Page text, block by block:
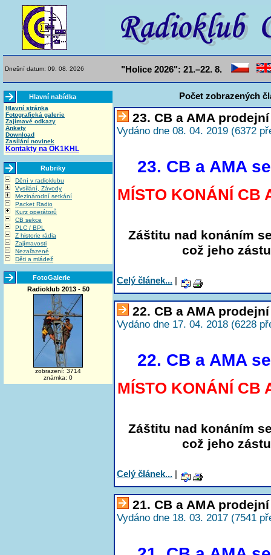
Dnešní datum: 09. 08. 2026 "Holice 2026": 21.–22. 8.
Hlavní nabídka
Hlavní stránka
Fotografická galerie
Zajímavé odkazy
Ankety
Download
Zasílání novinek
Kontakty na OK1KHL
Rubriky
Dění v radioklubu
Vysílání, Závody
Mezinárodní setkání
Packet Radio
Kurz operátorů
CB sekce
PLC / BPL
Z historie rádia
Zajímavosti
Nezařazené
Děti a mládež
FotoGalerie
Radioklub 2013 - 50
zobrazení: 3714
známka: 0
Počet zobrazených
23. CB a AMA
Vydáno dne 08. 04. 2019 (6372
23. CB a AMA
MÍSTO KONÁNÍ CB
Záštitu nad konáním
což jeho
Celý článek... |
22. CB a AMA
Vydáno dne 17. 04. 2018 (6228
22. CB a AMA
MÍSTO KONÁNÍ CB
Záštitu nad konáním
což jeho
Celý článek... |
21. CB a AMA
Vydáno dne 18. 03. 2017 (7541